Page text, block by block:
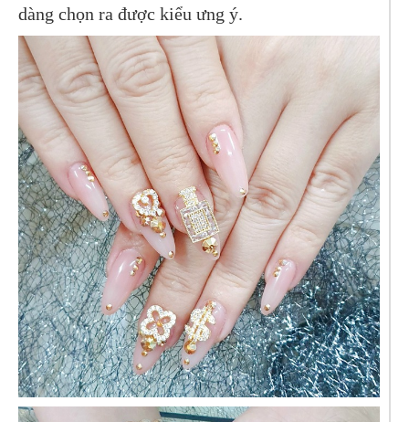
dàng chọn ra được kiểu ưng ý.